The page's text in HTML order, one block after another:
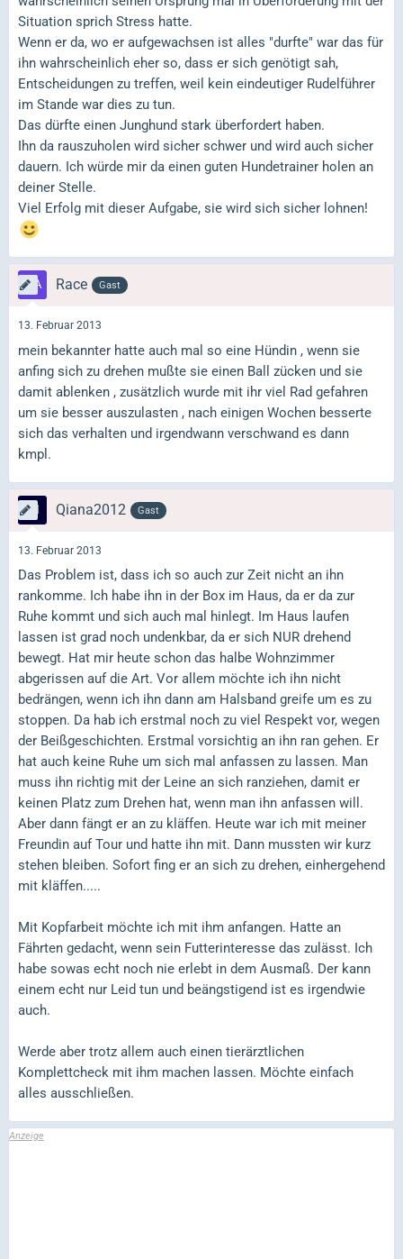
Situation sprich Stress hatte.
Wenn er da, wo er aufgewachsen ist alles "durfte" war das für
ihn wahrscheinlich eher so, dass er sich genötigt sah,
Entscheidungen zu treffen, weil kein eindeutiger Rudelführer
im Stande war dies zu tun.
Das dürfte einen Junghund stark überfordert haben.
Ihn da rauszuholen wird sicher schwer und wird auch sicher
dauern. Ich würde mir da einen guten Hundetrainer holen an
deiner Stelle.
Viel Erfolg mit dieser Aufgabe, sie wird sich sicher lohnen!
Race Gast
13. Februar 2013
mein bekannter hatte auch mal so eine Hündin , wenn sie
anfing sich zu drehen mußte sie einen Ball zücken und sie
damit ablenken , zusätzlich wurde mit ihr viel Rad gefahren
um sie besser auszulasten , nach einigen Wochen besserte
sich das verhalten und irgendwann verschwand es dann
kmpl.
Qiana2012 Gast
13. Februar 2013
Das Problem ist, dass ich so auch zur Zeit nicht an ihn
rankomme. Ich habe ihn in der Box im Haus, da er da zur
Ruhe kommt und sich auch mal hinlegt. Im Haus laufen
lassen ist grad noch undenkbar, da er sich NUR drehend
bewegt. Hat mir heute schon das halbe Wohnzimmer
abgerissen auf die Art. Vor allem möchte ich ihn nicht
bedrängen, wenn ich ihn dann am Halsband greife um es zu
stoppen. Da hab ich erstmal noch zu viel Respekt vor, wegen
der Beißgeschichten. Erstmal vorsichtig an ihn ran gehen. Er
hat auch keine Ruhe um sich mal anfassen zu lassen. Man
muss ihn richtig mit der Leine an sich ranziehen, damit er
keinen Platz zum Drehen hat, wenn man ihn anfassen will.
Aber dann fängt er an zu kläffen. Heute war ich mit meiner
Freundin auf Tour und hatte ihn mit. Dann mussten wir kurz
stehen bleiben. Sofort fing er an sich zu drehen, einhergehend
mit kläffen.....
Mit Kopfarbeit möchte ich mit ihm anfangen. Hatte an
Fährten gedacht, wenn sein Futterinteresse das zulässt. Ich
habe sowas echt noch nie erlebt in dem Ausmaß. Der kann
einem echt nur Leid tun und beängstigend ist es irgendwie
auch.
Werde aber trotz allem auch einen tierärztlichen
Komplettcheck mit ihm machen lassen. Möchte einfach
alles ausschließen.